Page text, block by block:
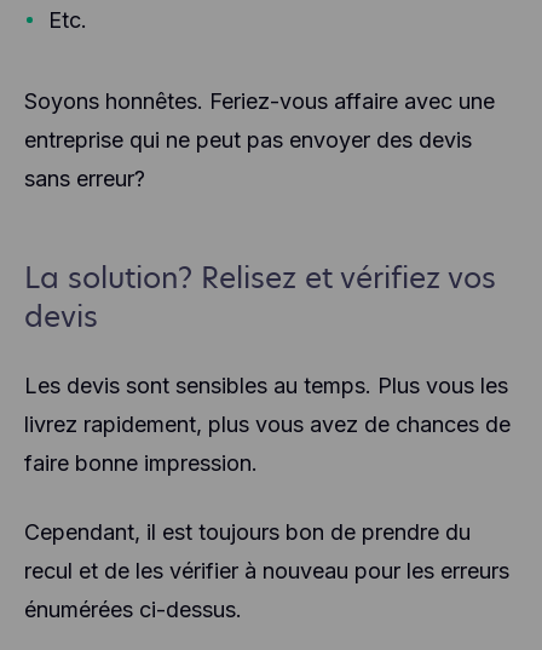
Etc.
Soyons honnêtes. Feriez-vous affaire avec une
entreprise qui ne peut pas envoyer des devis
sans erreur?
La solution? Relisez et vérifiez vos
devis
Les devis sont sensibles au temps. Plus vous les
livrez rapidement, plus vous avez de chances de
faire bonne impression.
Cependant, il est toujours bon de prendre du
recul et de les vérifier à nouveau pour les erreurs
énumérées ci-dessus.